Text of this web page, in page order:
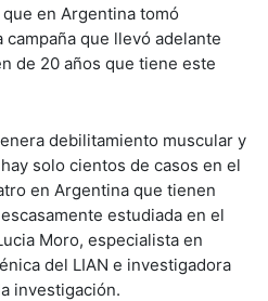
en Argentina tomó
que llevó adelante
de 20 años que tiene este
debilitamiento muscular y
solo cientos de casos en el
en Argentina que tienen
estudiada en el
Moro, especialista en
del LIAN e investigadora
investigación.